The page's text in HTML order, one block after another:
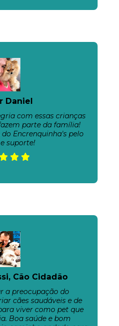
Daniel
com essas crianças
parte da família!
Encrenquinha's pelo
suporte!
Cão Cidadão
a preocupação do
cães saudáveis e de
viver como pet que
Boa saúde e bom